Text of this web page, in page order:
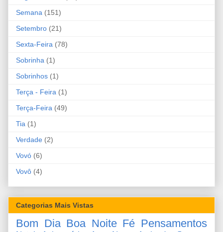
Semana (151)
Setembro (21)
Sexta-Feira (78)
Sobrinha (1)
Sobrinhos (1)
Terça - Feira (1)
Terça-Feira (49)
Tia (1)
Verdade (2)
Vovó (6)
Vovô (4)
Categorias Mais Vistas
Bom Dia Boa Noite Fé Pensamentos